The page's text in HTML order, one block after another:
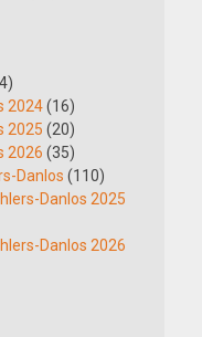
2024(16)
2025 (20)
2026 (35)
Danlos (110)
Danlos 2025
Danlos 2026